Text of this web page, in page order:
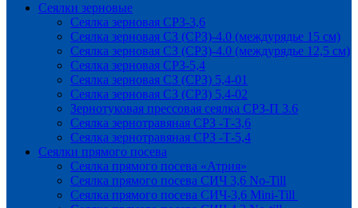
Сеялки зерновые
Сеялка зерновая СРЗ-3,6
Сеялка зерновая СЗ (СРЗ)-4.0 (междурядье 15 см)
Сеялка зерновая СЗ (СРЗ)-4.0 (междурядье 12,5 см)
Сеялка зерновая СРЗ-5,4
Сеялка зерновая СЗ (СРЗ) 5,4-01
Сеялка зерновая СЗ (СРЗ) 5,4-02
Зернотуковая прессовая сеялка СРЗ-П 3.6
Сеялка зернотравяная СРЗ -Т-3,6
Сеялка зернотравяная СРЗ -Т-5,4
Сеялки прямого посева
Сеялка прямого посева «Атрия»
Сеялка прямого посева СИЧ 3,6 No-Till
Сеялка прямого посева СИЧ-3,6 Mini-Till